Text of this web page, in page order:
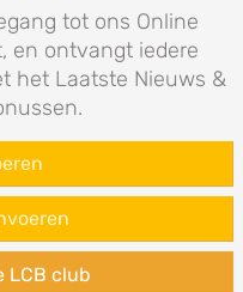
tot ons Online
en ontvangt iedere
het Laatste Nieuws &
LCB club